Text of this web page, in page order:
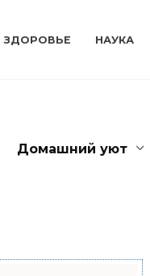
ЗДОРОВЬЕ НАУКА
Домашний уют